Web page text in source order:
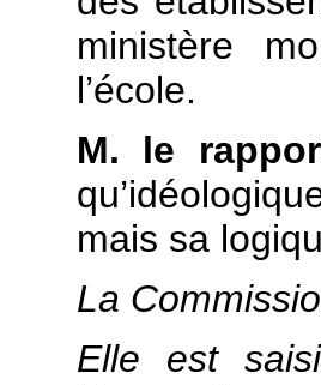
ministère
l’école.
M. le
mais sa
La
Elle est